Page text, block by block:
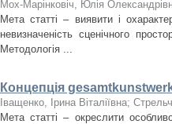
Мох-Марінковіч, Юлія
Мета статті – виявити і
невизначеність сценічного
Методологія ...
Концепція
Іващенко, Ірина Віталіївна;
Мета статті – окреслити